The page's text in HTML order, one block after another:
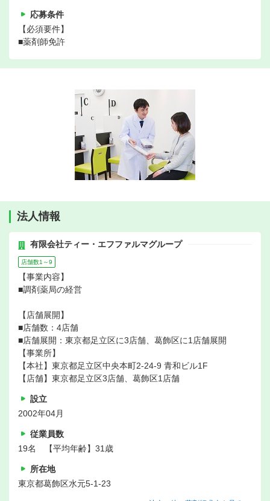
応募条件
【必須要件】
■薬剤師免許
法人情報
有限会社ティー・エフファルマグループ
店舗数1～9
【事業内容】
■調剤薬局の経営
【店舗展開】
■店舗数：4店舗
■店舗展開：東京都足立区に3店舗、葛飾区に1店舗展開
【事業所】
【本社】東京都足立区中央本町2-24-9 青和ビル1F
【店舗】東京都足立区3店舗、葛飾区1店舗
設立
2002年04月
従業員数
19名 【平均年齢】31歳
所在地
東京都葛飾区水元5-1-23